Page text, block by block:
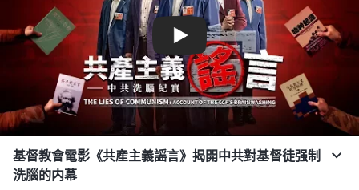
基督教會電影《共産主義謡言》揭開中共對基督徒强制
洗腦的内幕